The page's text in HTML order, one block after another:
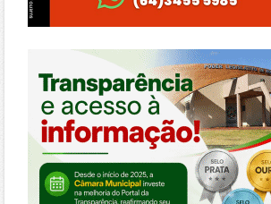
https://morrinhos.go.leg.br/